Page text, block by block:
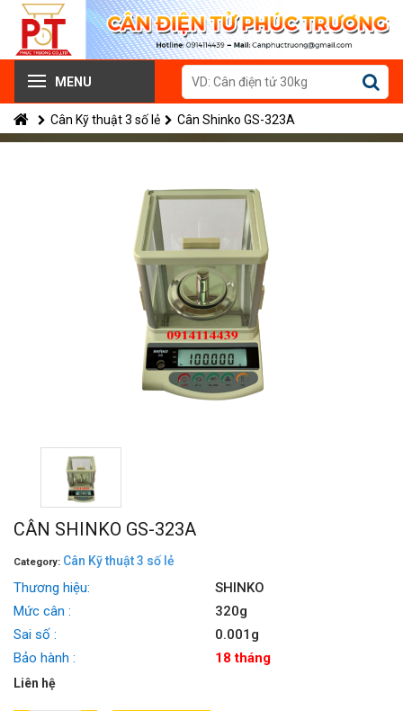
MENU
Cân Kỹ thuật 3 số lẻ Cân Shinko GS-323A
CÂN SHINKO GS-323A
Category: Cân Kỹ thuật 3 số lẻ
Thương hiệu:
SHINKO
Mức cân :
320g
Sai số :
0.001g
Bảo hành :
18 tháng
Liên hệ